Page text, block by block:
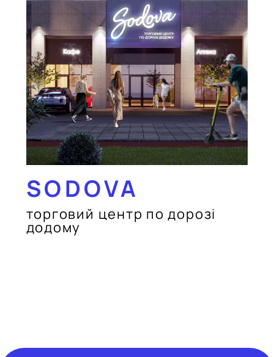
SODOVA
торговий центр по дорозі
додому